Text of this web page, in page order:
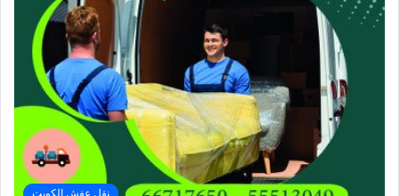
نقل عفش الكويت